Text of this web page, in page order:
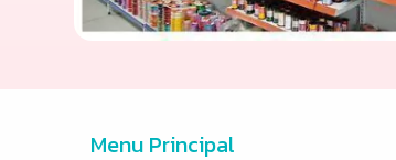
Menu Principal